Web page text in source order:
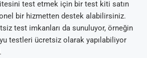
test etmek için bir test kiti satın
bir hizmetten destek alabilirsiniz.
test imkanları da sunuluyor, örneğin
testleri ücretsiz olarak yapılabiliyor
.